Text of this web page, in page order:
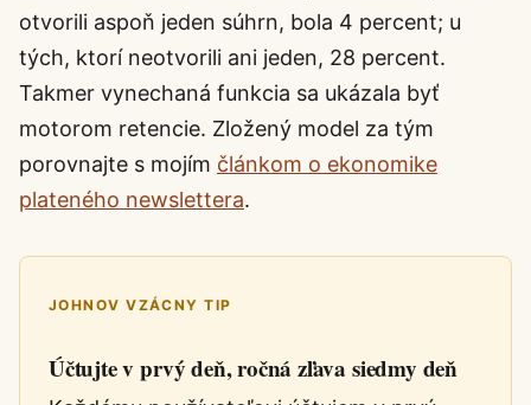
otvorili aspoň jeden súhrn, bola 4 percent; u
tých, ktorí neotvorili ani jeden, 28 percent.
Takmer vynechaná funkcia sa ukázala byť
motorom retencie. Zložený model za tým
porovnajte s mojím článkom o ekonomike
plateného newslettera.
JOHNOV VZÁCNY TIP
Účtujte v prvý deň, ročná zľava siedmy deň